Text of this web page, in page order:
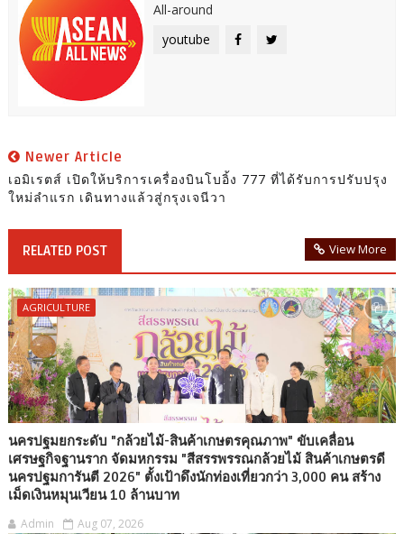
All-around
youtube
Newer Article
เอมิเรตส์ เปิดให้บริการเครื่องบินโบอิ้ง 777 ที่ได้รับการปรับปรุง
ใหม่ลำแรก เดินทางแล้วสู่กรุงเจนีวา
RELATED POST View More
AGRICULTURE
นครปฐมยกระดับ "กล้วยไม้-สินค้าเกษตรคุณภาพ" ขับเคลื่อน
เศรษฐกิจฐานราก จัดมหกรรม "สีสรรพรรณกล้วยไม้ สินค้าเกษตรดี
นครปฐมการันตี 2026" ตั้งเป้าดึงนักท่องเที่ยวกว่า 3,000 คน สร้าง
เม็ดเงินหมุนเวียน 10 ล้านบาท
Admin Aug 07, 2026